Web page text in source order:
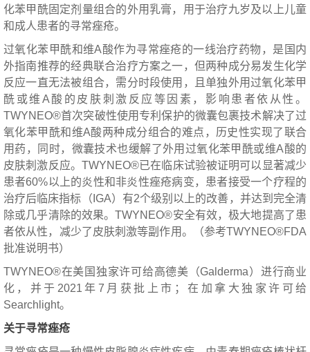
化苯甲酰固定剂量组合的外用乳膏，用于治疗九岁及以上儿童
和成人患者的寻常痤疮。
过氧化苯甲酰和维A酸作为寻常痤疮的一线治疗药物，是国内
外指南推荐的经典联合治疗方案之一，但两种成分易发生化学
反应一直无法被组合，需分时段使用，且单独外用过氧化苯甲
酰或维A酸的皮肤刺激反应等因素，影响患者依从性。
TWYNEO®首次突破性使用专利保护的微囊包裹技术解决了过
氧化苯甲酰和维A酸两种成分组合的难点，历史性实现了联合
用药，同时，微囊技术也缓解了外用过氧化苯甲酰或维A酸的
皮肤刺激反应。TWYNEO®已在临床试验被证明可以显著减少
患者60%以上的炎性和非炎性痤疮病变，患者接受一个疗程的
治疗后临床指标（IGA）有2个级别以上的改善，并达到完全清
除或几乎清除的效果。TWYNEO®安全有效，极大地提高了患
者依从性，减少了皮肤刺激等副作用。（参考TWYNEO®FDA
批准说明书）
TWYNEO®在美国独家许可给高德美（Galderma）进行商业
化，并于2021年7月获批上市；在加拿大独家许可给
Searchlight。
关于寻常痤疮